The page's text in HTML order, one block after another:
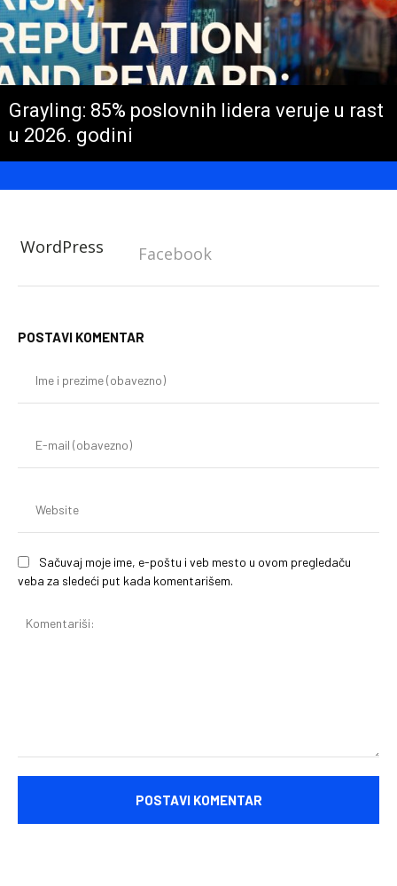
Grayling: 85% poslovnih lidera veruje u rast
u 2026. godini
WordPress Facebook
POSTAVI KOMENTAR
Sačuvaj moje ime, e-poštu i veb mesto u ovom pregledaču
veba za sledeći put kada komentarišem.